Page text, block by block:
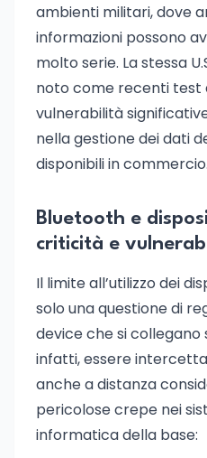
ambienti militari, dove
informazioni possono
molto serie. La stessa
noto come recenti test
vulnerabilità
nella gestione dei dati
disponibili in commercio.
Bluetooth e
criticità e
Il limite all’utilizzo dei
solo una questione di
device che si collegano
infatti, essere
anche a distanza
pericolose crepe nei
informatica della base: